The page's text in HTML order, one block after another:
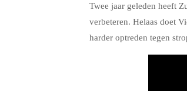
Twee jaar geleden heeft
verbeteren. Helaas doet
harder optreden tegen